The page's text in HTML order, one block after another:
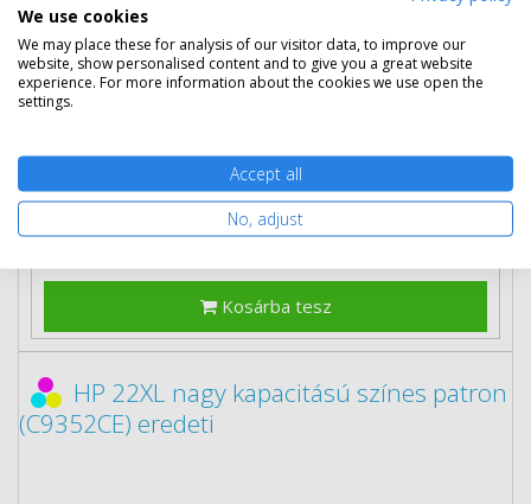
2 db12 990 Ft (bruttó 16 497 Ft) / db
3 db-tól11 890 Ft (bruttó 15 100 Ft) / db
Ingyenes szállítás
Kosárba tesz
HP 22XL nagy kapacitású színes patron
(C9352CE) eredeti
We use cookies
We may place these for analysis of our visitor data, to improve our
website, show personalised content and to give you a great website
experience. For more information about the cookies we use open the
settings.
Accept all
No, adjust